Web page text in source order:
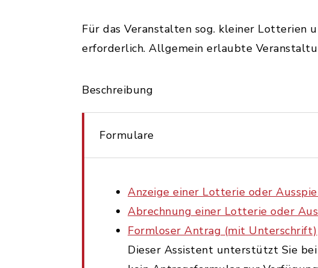
Für das Veranstalten sog. kleiner Lotterien
erforderlich. Allgemein erlaubte
Beschreibung
Formulare
Anzeige einer Lotterie oder
Abrechnung einer Lotterie oder
Formloser Antrag (mit Unterschrift)
Dieser Assistent unterstützt Sie